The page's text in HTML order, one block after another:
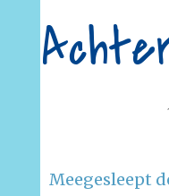
Meegesleept